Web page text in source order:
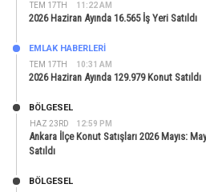
TEM 17TH 11:22 AM
2026 Haziran Ayında 16.565 İş Yeri Satıldı
TEM 17TH 10:31 AM
EMLAK HABERLERI
2026 Haziran Ayında 129.979 Konut Satıldı
HAZ 23RD 12:59 PM
BÖLGESEL
Ankara İlçe Konut Satışları 2026 Mayıs:
Satıldı
BÖLGESEL